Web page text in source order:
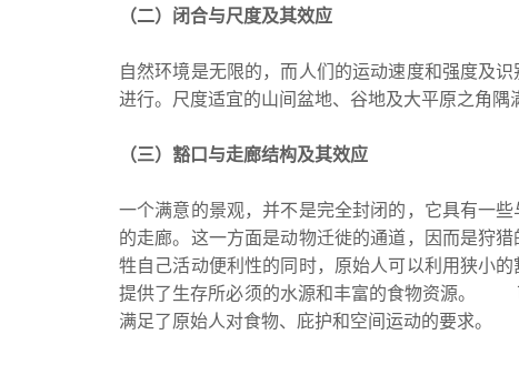
（二）闭合与尺度及其效应
自然环境是无限的，而人们的运动速度和强度及
进行。尺度适宜的山间盆地、谷地及大平原之
（三）豁口与走廊结构及其效应
一个满意的景观，并不是完全封闭的，它具有一
的走廊。这一方面是动物迁徙的通道，因而是狩
牲自己活动便利性的同时，原始人可以利用狭小
提供了生存所必须的水源和丰富的食物资源。
满足了原始人对食物、庇护和空间运动的要求